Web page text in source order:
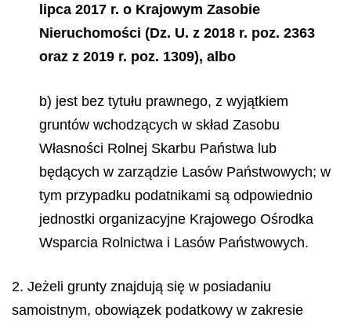
lipca 2017 r. o Krajowym Zasobie
Nieruchomości (Dz. U. z 2018 r. poz. 2363
oraz z 2019 r. poz. 1309), albo
b) jest bez tytułu prawnego, z wyjątkiem
gruntów wchodzących w skład Zasobu
Własności Rolnej Skarbu Państwa lub
będących w zarządzie Lasów Państwowych; w
tym przypadku podatnikami są odpowiednio
jednostki organizacyjne Krajowego Ośrodka
Wsparcia Rolnictwa i Lasów Państwowych.
2. Jeżeli grunty znajdują się w posiadaniu
samoistnym, obowiązek podatkowy w zakresie